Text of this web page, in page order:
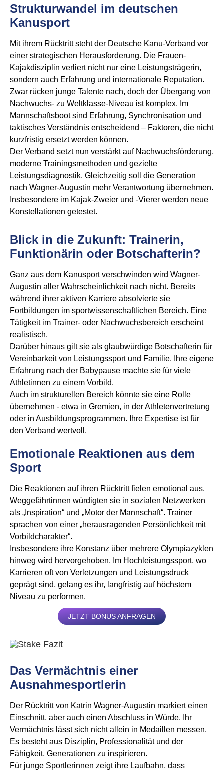
Strukturwandel im deutschen
Kanusport
Mit ihrem Rücktritt steht der Deutsche Kanu-Verband vor
einer strategischen Herausforderung. Die Frauen-
Kajakdisziplin verliert nicht nur eine Leistungsträgerin,
sondern auch Erfahrung und internationale Reputation.
Zwar rücken junge Talente nach, doch der Übergang von
Nachwuchs- zu Weltklasse-Niveau ist komplex. Im
Mannschaftsboot sind Erfahrung, Synchronisation und
taktisches Verständnis entscheidend – Faktoren, die nicht
kurzfristig ersetzt werden können.
Der Verband setzt nun verstärkt auf Nachwuchsförderung,
moderne Trainingsmethoden und gezielte
Leistungsdiagnostik. Gleichzeitig soll die Generation
nach Wagner-Augustin mehr Verantwortung übernehmen.
Insbesondere im Kajak-Zweier und -Vierer werden neue
Konstellationen getestet.
Blick in die Zukunft: Trainerin,
Funktionärin oder Botschafterin?
Ganz aus dem Kanusport verschwinden wird Wagner-
Augustin aller Wahrscheinlichkeit nach nicht. Bereits
während ihrer aktiven Karriere absolvierte sie
Fortbildungen im sportwissenschaftlichen Bereich. Eine
Tätigkeit im Trainer- oder Nachwuchsbereich erscheint
realistisch.
Darüber hinaus gilt sie als glaubwürdige Botschafterin für
Vereinbarkeit von Leistungssport und Familie. Ihre eigene
Erfahrung nach der Babypause machte sie für viele
Athletinnen zu einem Vorbild.
Auch im strukturellen Bereich könnte sie eine Rolle
übernehmen - etwa in Gremien, in der Athletenvertretung
oder in Ausbildungsprogrammen. Ihre Expertise ist für
den Verband wertvoll.
Emotionale Reaktionen aus dem
Sport
Die Reaktionen auf ihren Rücktritt fielen emotional aus.
Weggefährtinnen würdigten sie in sozialen Netzwerken
als „Inspiration“ und „Motor der Mannschaft“. Trainer
sprachen von einer „herausragenden Persönlichkeit mit
Vorbildcharakter“.
Insbesondere ihre Konstanz über mehrere Olympiazyklen
hinweg wird hervorgehoben. Im Hochleistungssport, wo
Karrieren oft von Verletzungen und Leistungsdruck
geprägt sind, gelang es ihr, langfristig auf höchstem
Niveau zu performen.
JETZT BONUS ANFRAGEN
Das Vermächtnis einer
Ausnahmesportlerin
Der Rücktritt von Katrin Wagner-Augustin markiert einen
Einschnitt, aber auch einen Abschluss in Würde. Ihr
Vermächtnis lässt sich nicht allein in Medaillen messen.
Es besteht aus Disziplin, Professionalität und der
Fähigkeit, Generationen zu inspirieren.
Für junge Sportlerinnen zeigt ihre Laufbahn, dass